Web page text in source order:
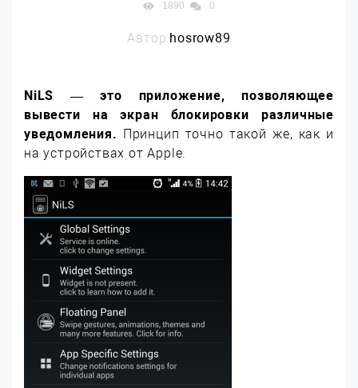
1890 0
Автор:hosrow89
NiLS — это приложение, позволяющее
вывести на экран блокировки различные
уведомления. Принцип точно такой же, как и
на устройствах от Apple.